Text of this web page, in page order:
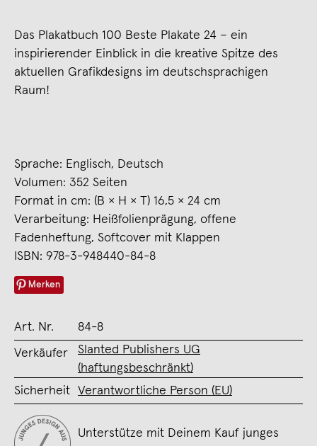
Das Plakatbuch 100 Beste Plakate 24 – ein
inspirierender Einblick in die kreative Spitze des
aktuellen Grafikdesigns im deutschsprachigen
Raum!
Sprache: Englisch, Deutsch
Volumen: 352 Seiten
Format in cm: (B × H × T) 16,5 × 24 cm
Verarbeitung: Heißfolienprägung, offene
Fadenheftung, Softcover mit Klappen
ISBN: 978-3-948440-84-8
Merken
Art. Nr. 84-8
Verkäufer
Slanted Publishers UG
(haftungsbeschränkt)
Sicherheit
Verantwortliche Person (EU)
Unterstütze mit Deinem Kauf junges